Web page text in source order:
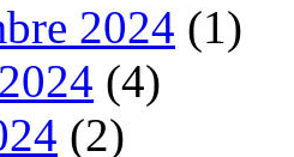
2024 (1)
(4)
(2)